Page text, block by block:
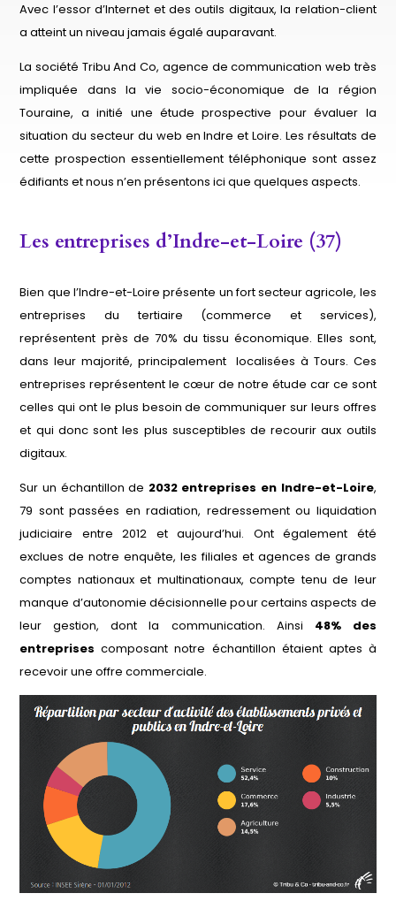
Avec l’essor d’Internet et des outils digitaux, la relation-client
a atteint un niveau jamais égalé auparavant.
La société Tribu And Co, agence de communication web très
impliquée dans la vie socio-économique de la région
Touraine, a initié une étude prospective pour évaluer la
situation du secteur du web en Indre et Loire. Les résultats de
cette prospection essentiellement téléphonique sont assez
édifiants et nous n’en présentons ici que quelques aspects.
Les entreprises d’Indre-et-Loire (37)
Bien que l’Indre-et-Loire présente un fort secteur agricole, les
entreprises du tertiaire (commerce et services),
représentent près de 70% du tissu économique. Elles sont,
dans leur majorité, principalement localisées à Tours. Ces
entreprises représentent le cœur de notre étude car ce sont
celles qui ont le plus besoin de communiquer sur leurs offres
et qui donc sont les plus susceptibles de recourir aux outils
digitaux.
Sur un échantillon de 2032 entreprises en Indre-et-Loire,
79 sont passées en radiation, redressement ou liquidation
judiciaire entre 2012 et aujourd’hui. Ont également été
exclues de notre enquête, les filiales et agences de grands
comptes nationaux et multinationaux, compte tenu de leur
manque d’autonomie décisionnelle pour certains aspects de
leur gestion, dont la communication. Ainsi 48% des
entreprises composant notre échantillon étaient aptes à
recevoir une offre commerciale.